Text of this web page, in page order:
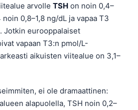
arvolle TSH on noin 0,4–
noin 0,8–1,8 ng/dL ja vapaa T3
Jotkin eurooppalaiset
vapaan T3:n pmol/L-
aikuisten viitealue on 3,1–
ei ole dramaattinen:
alapuolella, TSH noin 0,2–